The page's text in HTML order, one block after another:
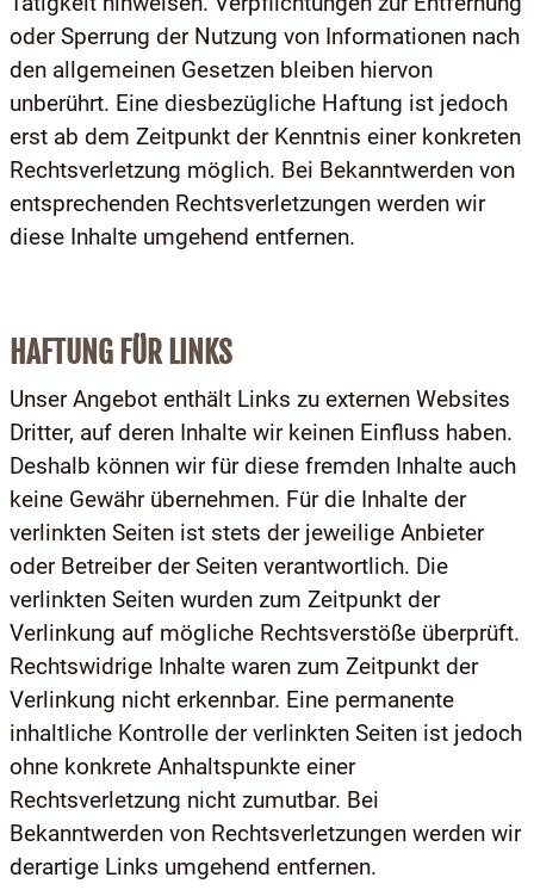
oder Sperrung der Nutzung von Informationen nach
den allgemeinen Gesetzen bleiben hiervon
unberührt. Eine diesbezügliche Haftung ist jedoch
erst ab dem Zeitpunkt der Kenntnis einer konkreten
Rechtsverletzung möglich. Bei Bekanntwerden von
entsprechenden Rechtsverletzungen werden wir
diese Inhalte umgehend entfernen.
HAFTUNG FÜR LINKS
Unser Angebot enthält Links zu externen Websites
Dritter, auf deren Inhalte wir keinen Einfluss haben.
Deshalb können wir für diese fremden Inhalte auch
keine Gewähr übernehmen. Für die Inhalte der
verlinkten Seiten ist stets der jeweilige Anbieter
oder Betreiber der Seiten verantwortlich. Die
verlinkten Seiten wurden zum Zeitpunkt der
Verlinkung auf mögliche Rechtsverstöße überprüft.
Rechtswidrige Inhalte waren zum Zeitpunkt der
Verlinkung nicht erkennbar. Eine permanente
inhaltliche Kontrolle der verlinkten Seiten ist jedoch
ohne konkrete Anhaltspunkte einer
Rechtsverletzung nicht zumutbar. Bei
Bekanntwerden von Rechtsverletzungen werden wir
derartige Links umgehend entfernen.